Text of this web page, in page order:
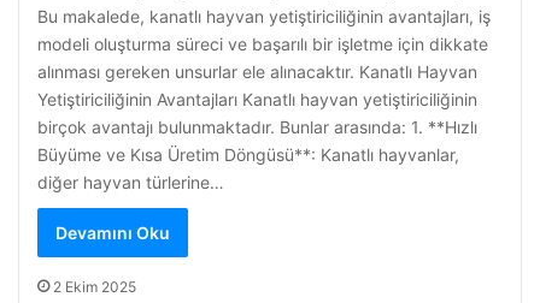
Bu makalede, kanatlı hayvan yetiştiriciliğinin avantajları, iş
modeli oluşturma süreci ve başarılı bir işletme için dikkate
alınması gereken unsurlar ele alınacaktır. Kanatlı Hayvan
Yetiştiriciliğinin Avantajları Kanatlı hayvan yetiştiriciliğinin
birçok avantajı bulunmaktadır. Bunlar arasında: 1. **Hızlı
Büyüme ve Kısa Üretim Döngüsü**: Kanatlı hayvanlar,
diğer hayvan türlerine…
Devamını Oku
2 Ekim 2025